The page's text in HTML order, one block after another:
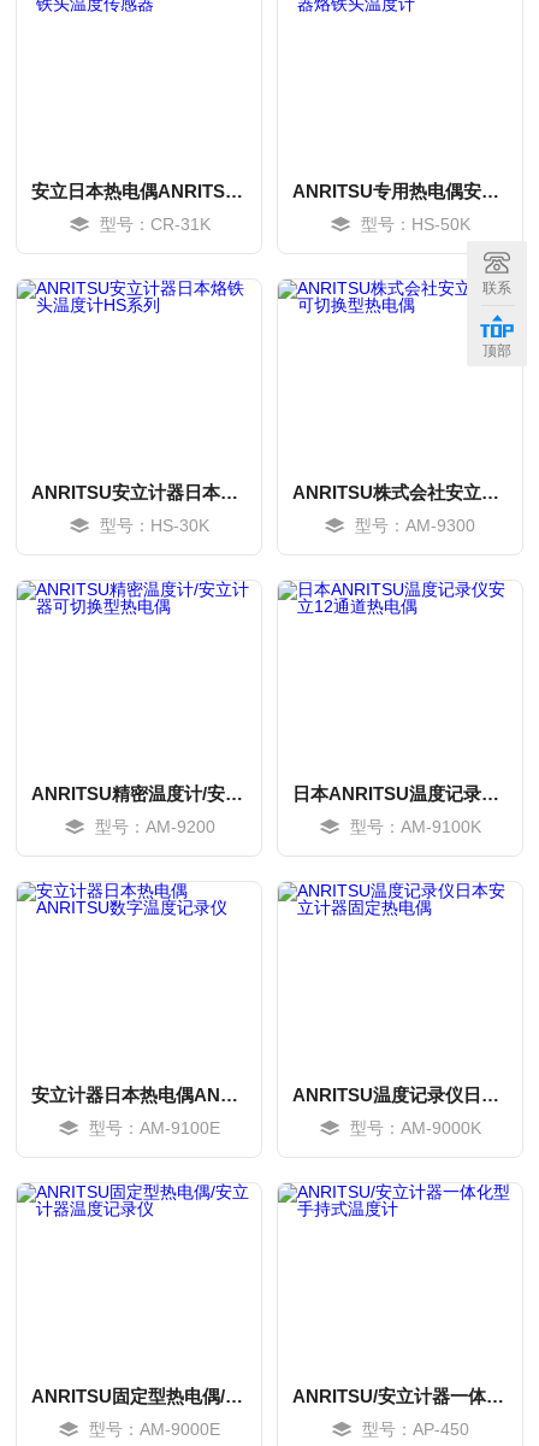
安立日本热电偶ANRITSU烙铁头温度传感器
型号：CR-31K
ANRITSU专用热电偶安立计器烙铁头温度计
型号：HS-50K
ANRITSU安立计器日本烙铁头温度计HS系列
型号：HS-30K
ANRITSU株式会社安立计器可切换型热电偶
型号：AM-9300
ANRITSU精密温度计/安立计器可切换型热电偶
型号：AM-9200
日本ANRITSU温度记录仪安立12通道热电偶
型号：AM-9100K
安立计器日本热电偶ANRITSU数字温度记录仪
型号：AM-9100E
ANRITSU温度记录仪日本安立计器固定热电偶
型号：AM-9000K
ANRITSU固定型热电偶/安立计器温度记录仪
型号：AM-9000E
ANRITSU/安立计器一体化型手持式温度计
型号：AP-450
联系
顶部